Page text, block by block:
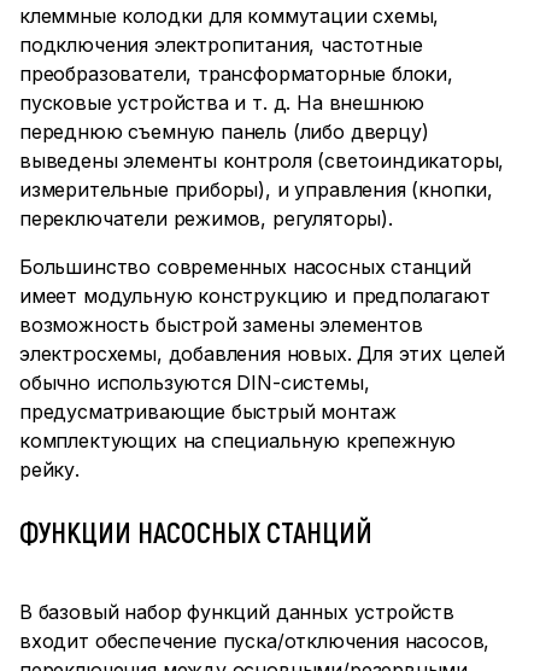
клеммные колодки для коммутации схемы,
подключения электропитания, частотные
преобразователи, трансформаторные блоки,
пусковые устройства и т. д. На внешнюю
переднюю съемную панель (либо дверцу)
выведены элементы контроля (светоиндикаторы,
измерительные приборы), и управления (кнопки,
переключатели режимов, регуляторы).
Большинство современных насосных станций
имеет модульную конструкцию и предполагают
возможность быстрой замены элементов
электросхемы, добавления новых. Для этих целей
обычно используются DIN-системы,
предусматривающие быстрый монтаж
комплектующих на специальную крепежную
рейку.
ФУНКЦИИ НАСОСНЫХ СТАНЦИЙ
В базовый набор функций данных устройств
входит обеспечение пуска/отключения насосов,